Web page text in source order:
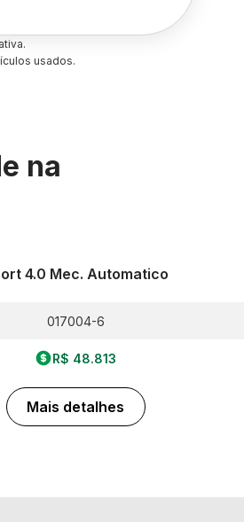
usados.
na
4.0 Mec. Automatico
017004-6
R$ 48.813
Mais detalhes